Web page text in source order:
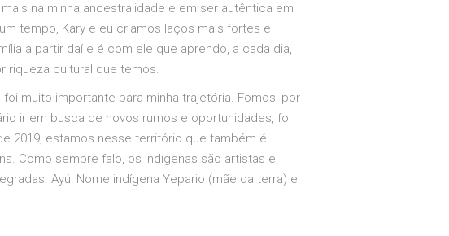
na minha ancestralidade e em ser autêntica em
tempo, Kary e eu criamos laços mais fortes e
a partir daí e é com ele que aprendo, a cada dia,
riqueza cultural que temos.
muito importante para minha trajetória. Fomos, por
ir em busca de novos rumos e oportunidades, foi
2019, estamos nesse território que também é
Como sempre falo, os indígenas são artistas e
Ayú! Nome indígena Yepario (mãe da terra) e